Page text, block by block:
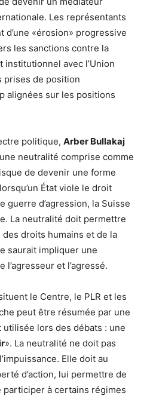
Les représentants
d’une «érosion» progressive
les sanctions contre la
institutionnel avec l’Union
prises de position
alignées sur les positions
politique, Arber Bullakaj
neutralité comprise comme
de devenir une forme
État viole le droit
guerre d’agression, la Suisse
La neutralité doit permettre
des droits humains et de la
saurait impliquer une
et l’agressé.
le Centre, le PLR et les
peut être résumée par une
lors des débats : une
». La neutralité ne doit pas
Elle doit au
d’action, lui permettre de
à certains régimes